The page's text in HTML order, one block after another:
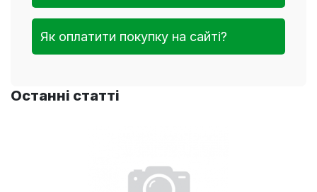
Як оплатити покупку на сайті?
Останні статті